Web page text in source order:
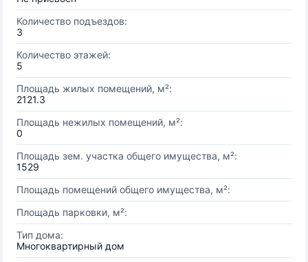
Количество подъездов:
3
Количество этажей:
5
Площадь жилых помещений, м²:
2121.3
Площадь нежилых помещений, м²:
0
Площадь зем. участка общего имущества, м²:
1529
Площадь помещений общего имущества, м²:
Площадь парковки, м²:
Тип дома:
Многоквартирный дом